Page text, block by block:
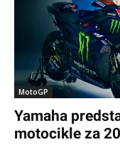
MotoGP
Yamaha
motocikle za